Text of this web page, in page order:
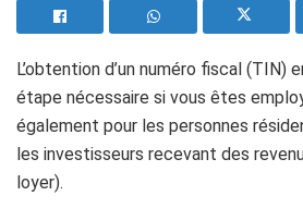
L’obtention d’un numéro fiscal (TIN)
étape nécessaire si vous êtes
également pour les personnes
les investisseurs recevant des
loyer).